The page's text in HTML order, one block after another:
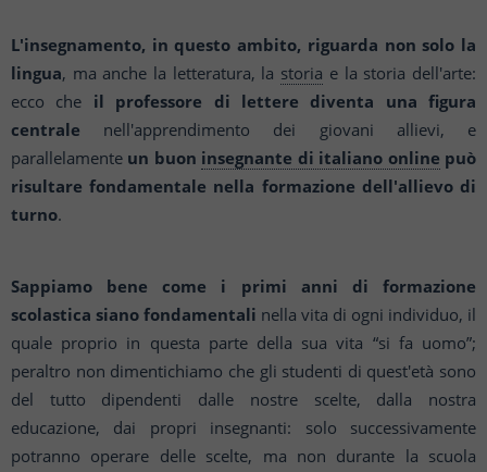
L'insegnamento, in questo ambito, riguarda non solo la
lingua, ma anche la letteratura, la storia e la storia dell'arte:
ecco che il professore di lettere diventa una figura
centrale nell'apprendimento dei giovani allievi, e
parallelamente un buon insegnante di italiano online può
risultare fondamentale nella formazione dell'allievo di
turno.
Sappiamo bene come i primi anni di formazione
scolastica siano fondamentali nella vita di ogni individuo, il
quale proprio in questa parte della sua vita “si fa uomo”;
peraltro non dimentichiamo che gli studenti di quest'età sono
del tutto dipendenti dalle nostre scelte, dalla nostra
educazione, dai propri insegnanti: solo successivamente
potranno operare delle scelte, ma non durante la scuola